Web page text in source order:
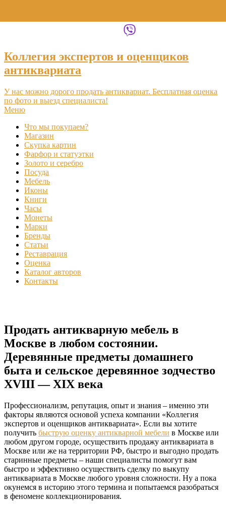
Коллегия экспертов и оценщиков
антиквариата
У нас можно дорого продать антиквариат. Бесплатная оценка
по фото и выезд специалиста!
Меню
Что мы покупаем?
Магазин
Скупка картин
Фарфор и статуэтки
Золото и серебро
Посуда
Мебель
Иконы
Книги
Часы
Монеты
Марки
Бренды
Статьи
Реставрация
Оценка
Каталог авторов
Контакты
Продать антикварную мебель в
Москве в любом состоянии.
Деревянные предметы домашнего
быта и сельское деревянное зодчество
XVIII — XIX века
Профессионализм, репутация, опыт и знания – именно эти
факторы являются основой успеха компании «Коллегия
экспертов и оценщиков антиквариата». Если вы хотите
получить быструю оценку антикварной мебели в Москве или
любом другом городе, осуществить продажу антиквариата в
Москве или же на территории РФ, быстро и выгодно продать
старинные предметы – наши специалисты помогут вам
быстро и эффективно осуществить сделку по выкупу
антиквариата в Москве любого уровня сложности. Ну а пока
окунемся в историю этого термина и попытаемся разобраться
в феномене коллекционирования.